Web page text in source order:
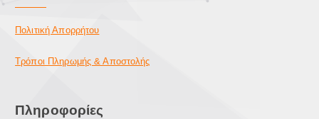
Πολιτική Απορρήτου
Τρόποι Πληρωμής & Αποστολής
Πληροφορίες